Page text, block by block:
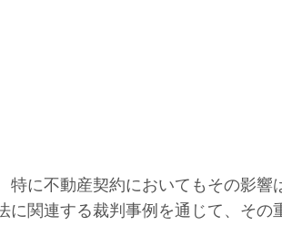
に不動産契約においてもその影
関連する裁判事例を通じて、その